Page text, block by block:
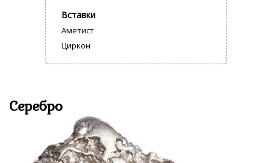
Вставки
Аметист
Циркон
Серебро